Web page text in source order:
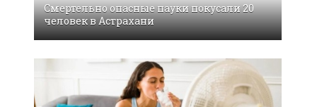
Смертельно опасные пауки покусали 20
человек в Астрахани